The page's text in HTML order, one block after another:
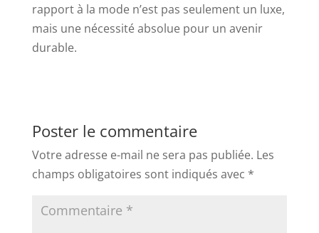
rapport à la mode n’est pas seulement un luxe,
mais une nécessité absolue pour un avenir
durable.
Poster le commentaire
Votre adresse e-mail ne sera pas publiée. Les
champs obligatoires sont indiqués avec *